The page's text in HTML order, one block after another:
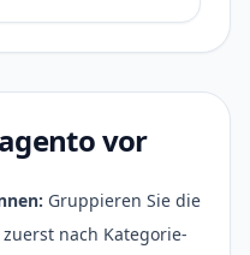
vor
Gruppieren Sie die
nach Kategorie-